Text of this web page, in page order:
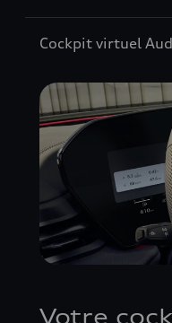
Cockpit virtuel
Votre